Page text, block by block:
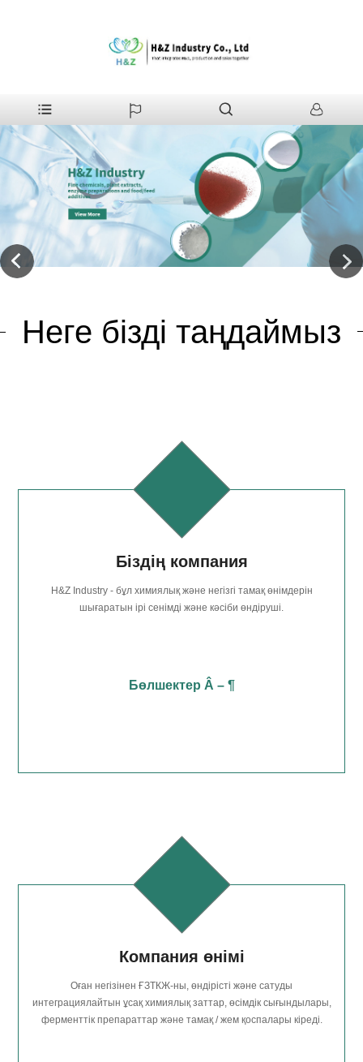
Неге бізді таңдаймыз
Біздің компания
H&Z Industry - бұл химиялық және негізгі тамақ өнімдерін
шығаратын ірі сенімді және кәсіби өндіруші.
Бөлшектер Â – ¶
Компания өнімі
Оған негізінен ҒЗТКЖ-ны, өндірісті және сатуды
интеграциялайтын ұсақ химиялық заттар, өсімдік сығындылары,
ферменттік препараттар және тамақ / жем қоспалары кіреді.